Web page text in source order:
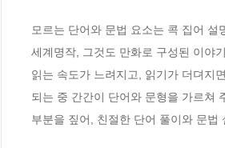
모르는 단어와 문법 요소는 콕 집어 설
세계명작, 그것도 만화로 구성된 이야
읽는 속도가 느려지고, 읽기가 더뎌지
되는 중 간간이 단어와 문형을 가르쳐
부분을 짚어, 친절한 단어 풀이와 문법